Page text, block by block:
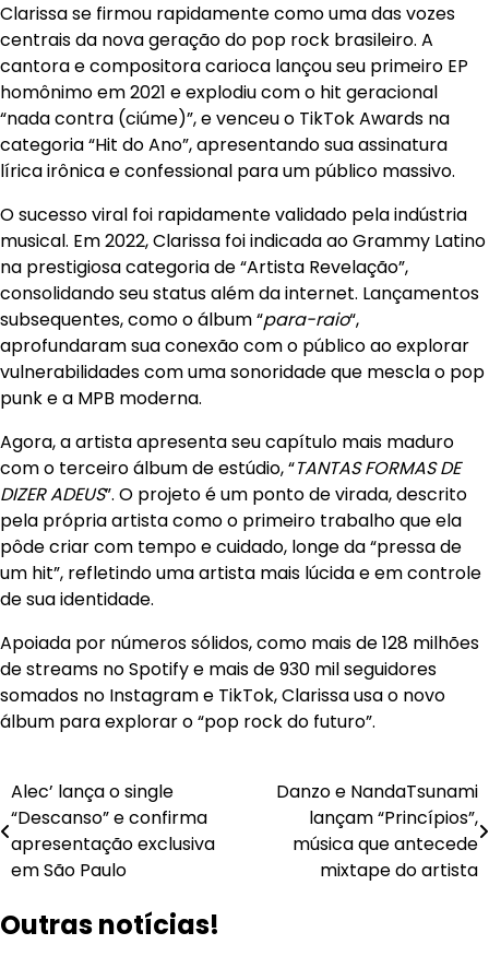
Clarissa se firmou rapidamente como uma das vozes
centrais da nova geração do pop rock brasileiro. A
cantora e compositora carioca lançou seu primeiro EP
homônimo em 2021 e explodiu com o hit geracional
“nada contra (ciúme)”, e venceu o TikTok Awards na
categoria “Hit do Ano”, apresentando sua assinatura
lírica irônica e confessional para um público massivo.
O sucesso viral foi rapidamente validado pela indústria
musical. Em 2022, Clarissa foi indicada ao Grammy Latino
na prestigiosa categoria de “Artista Revelação”,
consolidando seu status além da internet. Lançamentos
subsequentes, como o álbum “para-raio“,
aprofundaram sua conexão com o público ao explorar
vulnerabilidades com uma sonoridade que mescla o pop
punk e a MPB moderna.
Agora, a artista apresenta seu capítulo mais maduro
com o terceiro álbum de estúdio, “TANTAS FORMAS DE
DIZER ADEUS”. O projeto é um ponto de virada, descrito
pela própria artista como o primeiro trabalho que ela
pôde criar com tempo e cuidado, longe da “pressa de
um hit”, refletindo uma artista mais lúcida e em controle
de sua identidade.
Apoiada por números sólidos, como mais de 128 milhões
de streams no Spotify e mais de 930 mil seguidores
somados no Instagram e TikTok, Clarissa usa o novo
álbum para explorar o “pop rock do futuro”.
Navegação
de
Post
Alec’ lança o single
“Descanso” e confirma
apresentação exclusiva
em São Paulo
Danzo e NandaTsunami
lançam “Princípios”,
música que antecede
mixtape do artista
Outras notícias!